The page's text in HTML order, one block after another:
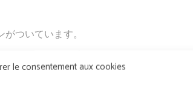
le consentement aux cookies
ついています。
は同名の白黒映画にインスパイアされ
年代の白黒のハリウッド映画の魅力を思